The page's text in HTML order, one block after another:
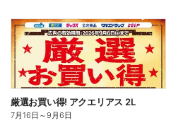
厳選お買い得! アクエリアス 2L
7月16日 ～9月6日